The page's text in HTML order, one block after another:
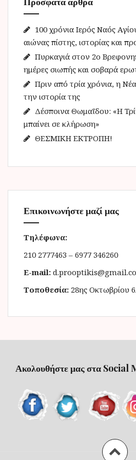
σ
η
γ
ι
α
:
100 χρόνια Ιερός Ναός
αιώνας πίστης, ιστορίας και
Πυρκαγιά στον 2ο
ημέρες σιωπής και σοβαρά
Πριν από τρία χρόνια, η
την ιστορία της
Δέσποινα Θωμαΐδου: «Η
μπαίνει σε κλήρωση»
ΘΕΣΜΙΚΗ ΕΚΤΡΟΠΗ!
Επικοινωνήστε μαζί μας
Τηλέφωνα:
210 2777463 – 6977 346260
E-mail:
Τοποθεσία: 28ης Οκτωβρίου
Ακολουθήστε μας στα Social